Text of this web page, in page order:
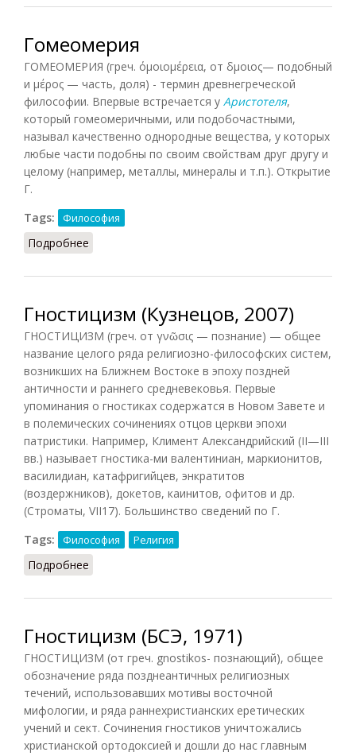
Гомеомерия
ГОМЕОМЕРИЯ (греч. όμοιομέρεια, от δμοιος— подобный
и μέρος — часть, доля) - термин древнегреческой
философии. Впервые встречается у Аристотеля,
который гомеомеричными, или подобочастными,
называл качественно однородные вещества, у которых
любые части подобны по своим свойствам друг другу и
целому (например, металлы, минералы и т.п.). Открытие
Г.
Tags:
Философия
Подробнее
Гностицизм (Кузнецов, 2007)
ГНОСТИЦИЗМ (греч. от γνῶσις — познание) — общее
название целого ряда религиозно-философских систем,
возникших на Ближнем Востоке в эпоху поздней
античности и раннего средневековья. Первые
упоминания о гностиках содержатся в Новом Завете и
в полемических сочинениях отцов церкви эпохи
патристики. Например, Климент Александрийский (II—III
вв.) называет гностика-ми валентиниан, маркионитов,
василидиан, катафригийцев, энкратитов
(воздержников), докетов, каинитов, офитов и др.
(Строматы, VII17). Большинство сведений по Г.
Tags:
Философия Религия
Подробнее
Гностицизм (БСЭ, 1971)
ГНОСТИЦИЗМ (от греч. gnostikos- познающий), общее
обозначение ряда позднеантичных религиозных
течений, использовавших мотивы восточной
мифологии, и ряда раннехристианских еретических
учений и сект. Сочинения гностиков уничтожались
христианской ортодоксией и дошли до нас главным